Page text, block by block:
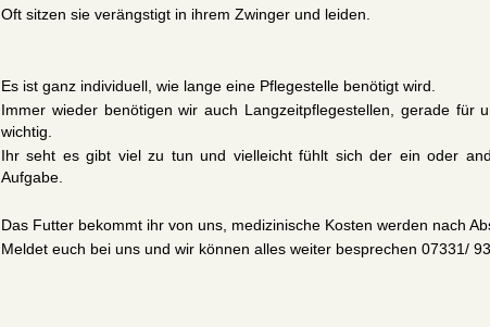
Oft sitzen sie verängstigt in ihrem Zwinger und leiden.
Es ist ganz individuell, wie lange eine Pflegestelle benötigt wird.
Immer wieder benötigen wir auch Langzeitpflegestellen, gerade für
wichtig.
Ihr seht es gibt viel zu tun und vielleicht fühlt sich der ein oder
Aufgabe.
Das Futter bekommt ihr von uns, medizinische Kosten werden nach
Meldet euch bei uns und wir können alles weiter besprechen 07331/